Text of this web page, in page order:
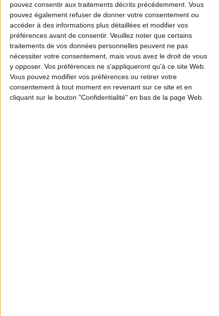
pouvez consentir aux traitements décrits précédemment. Vous
pouvez également refuser de donner votre consentement ou
accéder à des informations plus détaillées et modifier vos
préférences avant de consentir. Veuillez noter que certains
traitements de vos données personnelles peuvent ne pas
nécessiter votre consentement, mais vous avez le droit de vous
y opposer. Vos préférences ne s'appliqueront qu’à ce site Web.
Vous pouvez modifier vos préférences ou retirer votre
consentement à tout moment en revenant sur ce site et en
cliquant sur le bouton "Confidentialité" en bas de la page Web.